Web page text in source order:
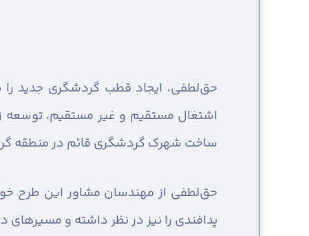
حق‌لطفی، ایجاد قطب گردشگری جدید
اشتغال مستقیم و غیر مستقیم، توسعه
ساخت شهرک گردشگری قائم در منطقه
حق‌لطفی از مهندسان مشاور این طرح
پدافندی را نیز در نظر داشته و